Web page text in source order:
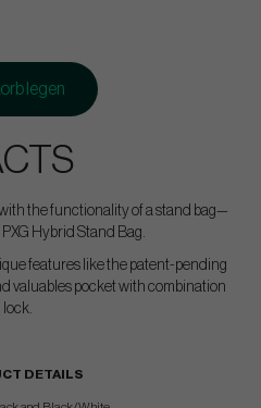
legen
with the functionality of a stand bag—
Hybrid Stand Bag.
features like the patent-pending
valuables pocket with combination
lock.
DETAILS